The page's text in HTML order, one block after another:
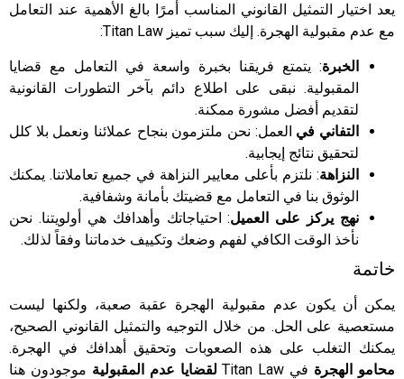
يعد اختيار التمثيل القانوني المناسب أمرًا بالغ الأهمية عند التعامل
مع عدم مقبولية الهجرة. إليك سبب تميز Titan Law:
الخبرة: يتمتع فريقنا بخبرة واسعة في التعامل مع قضايا
المقبولية. نبقى على اطلاع دائم بآخر التطورات القانونية
لتقديم أفضل مشورة ممكنة.
التفاني في العمل: نحن ملتزمون بنجاح عملائنا ونعمل بلا كلل
لتحقيق نتائج إيجابية.
النزاهة: نلتزم بأعلى معايير النزاهة في جميع تعاملاتنا. يمكنك
الوثوق بنا في التعامل مع قضيتك بأمانة وشفافية.
نهج يركز على العميل: احتياجاتك وأهدافك هي أولويتنا. نحن
نأخذ الوقت الكافي لفهم وضعك وتكييف خدماتنا وفقاً لذلك.
خاتمة
يمكن أن يكون عدم مقبولية الهجرة عقبة صعبة، ولكنها ليست
مستعصية على الحل. من خلال التوجيه والتمثيل القانوني الصحيح،
يمكنك التغلب على هذه الصعوبات وتحقيق أهدافك في الهجرة.
محامو الهجرة في Titan Law لقضايا عدم المقبولية موجودون هنا